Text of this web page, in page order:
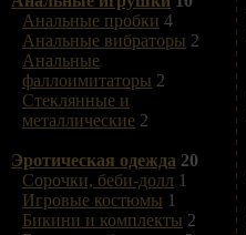
Анальные пробки 4
Анальные вибраторы 2
Анальные
фаллоимитаторы 2
Стеклянные и
металлические 2
Эротическая одежда 20
Сорочки, беби-долл 1
Игровые костюмы 1
Бикини и комплекты 2